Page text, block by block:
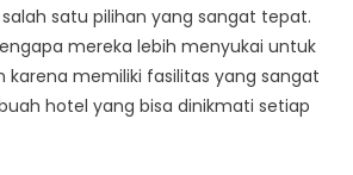
Tangerang
Selatan
satu pilihan yang sangat tepat.
mereka lebih menyukai untuk
karena memiliki fasilitas yang sangat
hotel yang bisa dinikmati setiap